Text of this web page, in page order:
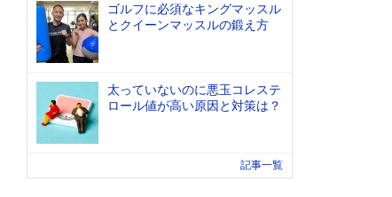
ゴルフに必須なキングマッスル
とクイーンマッスルの鍛え方
太っていないのに悪玉コレステ
ロール値が高い原因と対策は？
記事一覧